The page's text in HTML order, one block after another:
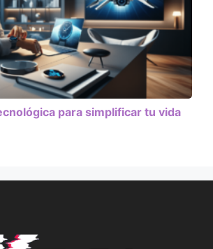
para simplificar tu vida